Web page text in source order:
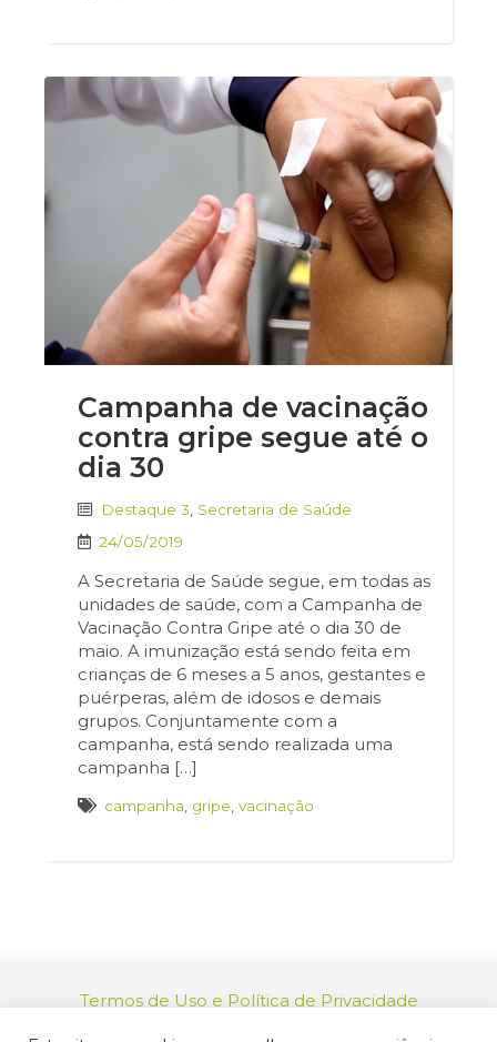
Campanha de vacinação
contra gripe segue até o
dia 30
Destaque 3 Secretaria de Saúde
24/05/2019
A Secretaria de Saúde segue, em todas as
unidades de saúde, com a Campanha de
Vacinação Contra Gripe até o dia 30 de
maio. A imunização está sendo feita em
crianças de 6 meses a 5 anos, gestantes e
puérperas, além de idosos e demais
grupos. Conjuntamente com a
campanha, está sendo realizada uma
campanha […]
campanha gripe vacinação
Termos de Uso e Política de Privacidade